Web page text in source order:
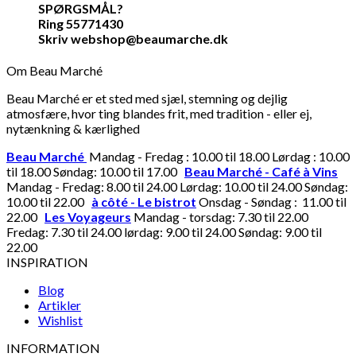
SPØRGSMÅL?
Ring 55771430
Skriv webshop@beaumarche.dk
Om Beau Marché
Beau Marché er et sted med sjæl, stemning og dejlig
atmosfære, hvor ting blandes frit, med tradition - eller ej,
nytænkning & kærlighed
Beau Marché Mandag - Fredag : 10.00 til 18.00 Lørdag : 10.00
til 18.00 Søndag: 10.00 til 17.00 Beau Marché - Café à Vins
Mandag - Fredag: 8.00 til 24.00 Lørdag: 10.00 til 24.00 Søndag:
10.00 til 22.00 à côté - Le bistrot Onsdag - Søndag : 11.00 til
22.00 Les Voyageurs Mandag - torsdag: 7.30 til 22.00
Fredag: 7.30 til 24.00 lørdag: 9.00 til 24.00 Søndag: 9.00 til
22.00
INSPIRATION
Blog
Artikler
Wishlist
INFORMATION